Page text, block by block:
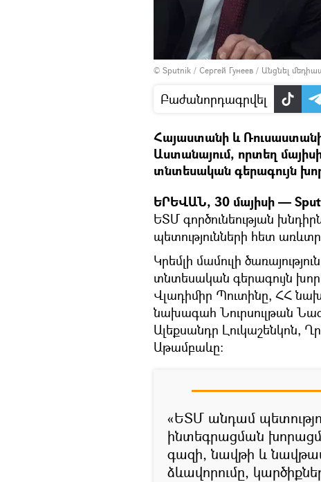
© Sputnik / Сергей Гунеев / Անցնել
Բաժանորդագրվել
Հայաստանի և
Աստանայում, որտեղ
տնտեսական գերագույն
ԵՐԵՎԱՆ, 30 մայիսի —
ԵՏՄ գործունեության
պետությունների հետ
Կրեմլի մամուլի
տնտեսական գերագույն
Վլադիմիր Պուտինը, ՀՀ
նախագահ Նուրսուլթան
Ալեքսանդր Լուկաշենկոն,
Աթամբաևը:
«ԵՏՄ անդամ
ինտեգրացման
գազի, նավթի և
ձևավորումը,